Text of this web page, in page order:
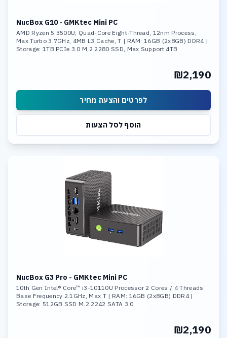
NucBox G10 - GMKtec Mini PC
AMD Ryzen 5 3500U; Quad-Core Eight-Thread, 12nm Process,
Max Turbo 3.7GHz, 4MB L3 Cache, T | RAM: 16GB (2x8GB) DDR4 |
Storage: 1TB PCIe 3.0 M.2 2280 SSD, Max Support 4TB
₪2,190
לפרטים והצעת מחיר
הוסף לסל הצעות
NucBox G3 Pro - GMKtec Mini PC
10th Gen Intel® Core™ i3-10110U Processor 2 Cores / 4 Threads
Base Frequency 2.1GHz, Max T | RAM: 16GB (2x8GB) DDR4 |
Storage: 512GB SSD M.2 2242 SATA 3.0
₪2,190